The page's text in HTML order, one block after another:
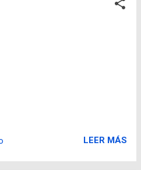
su invención es tan
LEER MÁS